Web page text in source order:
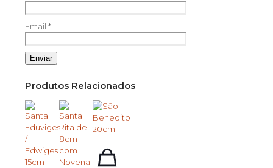
Email *
Produtos Relacionados